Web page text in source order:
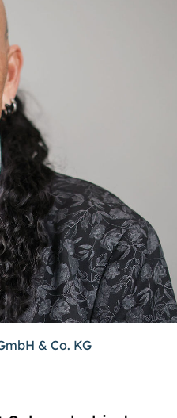
& Co. KG